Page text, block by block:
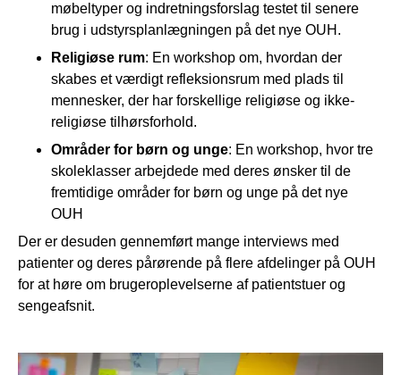
møbeltyper og indretningsforslag testet til senere
brug i udstyrsplanlægningen på det nye OUH.
Religiøse rum: En workshop om, hvordan der
skabes et værdigt refleksionsrum med plads til
mennesker, der har forskellige religiøse og ikke-
religiøse tilhørsforhold.
Områder for børn og unge: En workshop, hvor tre
skoleklasser arbejdede med deres ønsker til de
fremtidige områder for børn og unge på det nye
OUH
Der er desuden gennemført mange interviews med
patienter og deres pårørende på flere afdelinger på OUH
for at høre om brugeroplevelserne af patientstuer og
sengeafsnit.